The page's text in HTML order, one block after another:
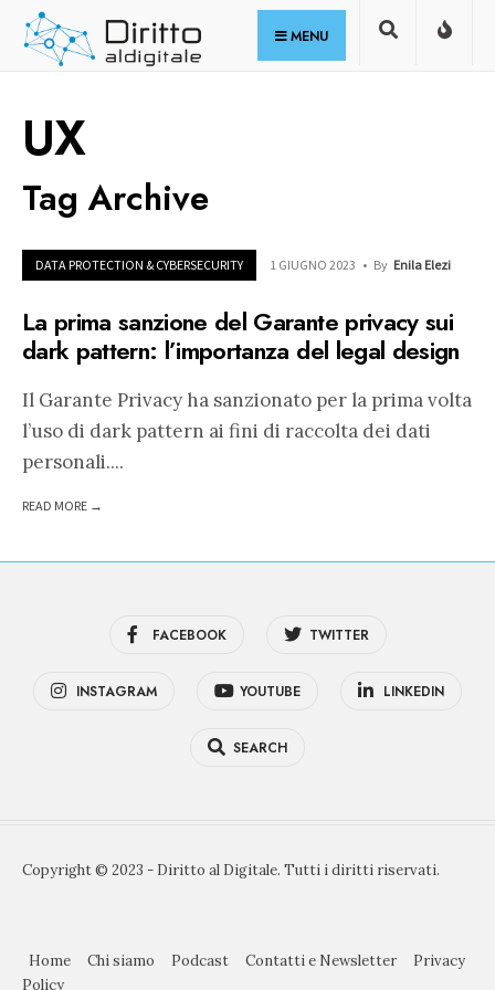
Skip
MENU
UX
Tag Archive
DATA PROTECTION & CYBERSECURITY 1 GIUGNO 2023 • By Enila Elezi
La prima sanzione del Garante privacy sui
dark pattern: l’importanza del legal design
Il Garante Privacy ha sanzionato per la prima volta
l’uso di dark pattern ai fini di raccolta dei dati
personali....
READ MORE →
FACEBOOK TWITTER
INSTAGRAM YOUTUBE LINKEDIN
SEARCH
Copyright © 2023 - Diritto al Digitale. Tutti i diritti riservati.
Home Chi siamo Podcast Contatti e Newsletter
Privacy
Policy